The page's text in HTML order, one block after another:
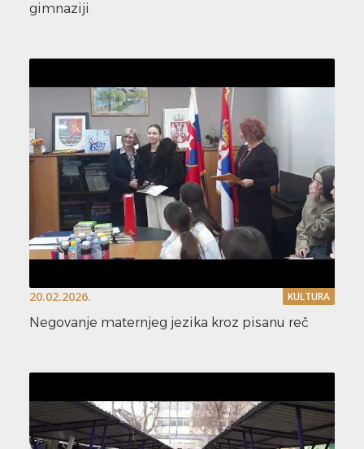
gimnaziji
20.02.2026. KULTURA
Negovanje maternjeg jezika kroz pisanu reč